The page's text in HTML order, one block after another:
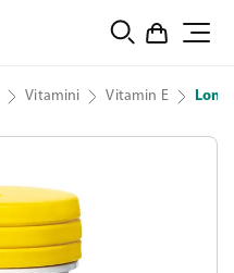
Vitamini Vitamin E